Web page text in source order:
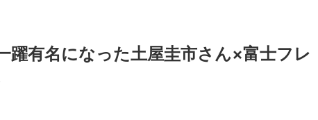
躍有名になった土屋圭市さん×富士フレ